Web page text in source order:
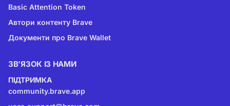
Basic Attention Token
Автори контенту Brave
Документи про Brave Wallet
ЗВ’ЯЗОК ІЗ НАМИ
ПІДТРИМКА
community.brave.app